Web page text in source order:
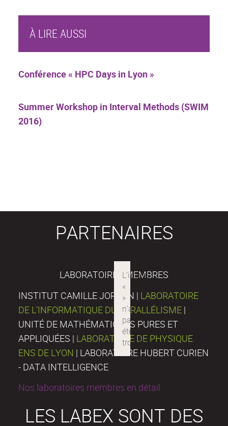
À LIRE AUSSI
Conférence « HPC Days in Lyon »
Summer Workshop in Interval Methods (SWIM
2016)
PARTENAIRES
LABORATOIRES MEMBRES
INSTITUT CAMILLE JORDAN | LABORATOIRE
DE L’INFORMATIQUE DU PARALLÉLISME |
UNITÉ DE MATHÉMATIQUES PURES ET
APPLIQUÉES | LABORATOIRE DE PHYSIQUE
ENS DE LYON | LABORATOIRE HUBERT CURIEN
- DATA INTELLIGENCE
Nos laboratoires membres en détail
LES LABEX SONT DES